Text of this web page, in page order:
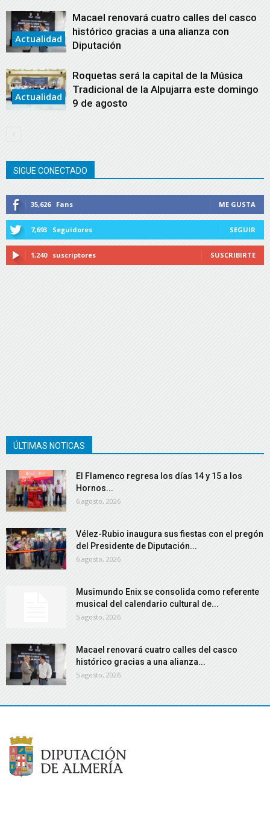
Actualidad
Macael renovará cuatro calles del casco
histórico gracias a una alianza con
Diputación
Actualidad
Roquetas será la capital de la Música
Tradicional de la Alpujarra este domingo
9 de agosto
SIGUE CONECTADO
35,626 Fans ME GUSTA
7,693 Seguidores SEGUIR
1,240 suscriptores SUSCRIBIRTE
ÚLTIMAS NOTICAS
El Flamenco regresa los días 14 y 15 a los
Hornos...
6 agosto, 2026
Vélez-Rubio inaugura sus fiestas con el pregón
del Presidente de Diputación...
6 agosto, 2026
Musimundo Enix se consolida como referente
musical del calendario cultural de...
5 agosto, 2026
Macael renovará cuatro calles del casco
histórico gracias a una alianza...
5 agosto, 2026